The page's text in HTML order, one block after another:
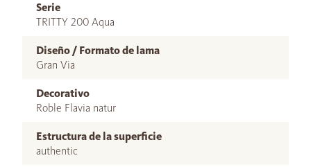
Serie
TRITTY 200 Aqua
Diseño / Formato de lama
Gran Via
Decorativo
Roble Flavia natur
Estructura de la superficie
authentic